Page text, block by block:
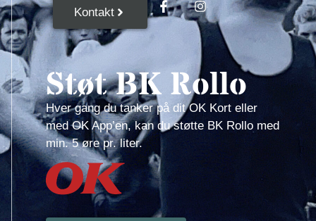
Kontakt
Støt BK Rollo
Hver gang du tanker på dit OK Kort eller
med OK App’en, kan du støtte BK Rollo med
min. 5 øre pr. liter.